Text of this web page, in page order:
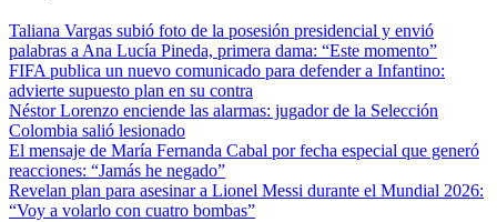
Taliana Vargas subió foto de la posesión presidencial y envió
palabras a Ana Lucía Pineda, primera dama: “Este momento”
FIFA publica un nuevo comunicado para defender a Infantino:
advierte supuesto plan en su contra
Néstor Lorenzo enciende las alarmas: jugador de la Selección
Colombia salió lesionado
El mensaje de María Fernanda Cabal por fecha especial que generó
reacciones: “Jamás he negado”
Revelan plan para asesinar a Lionel Messi durante el Mundial 2026:
“Voy a volarlo con cuatro bombas”